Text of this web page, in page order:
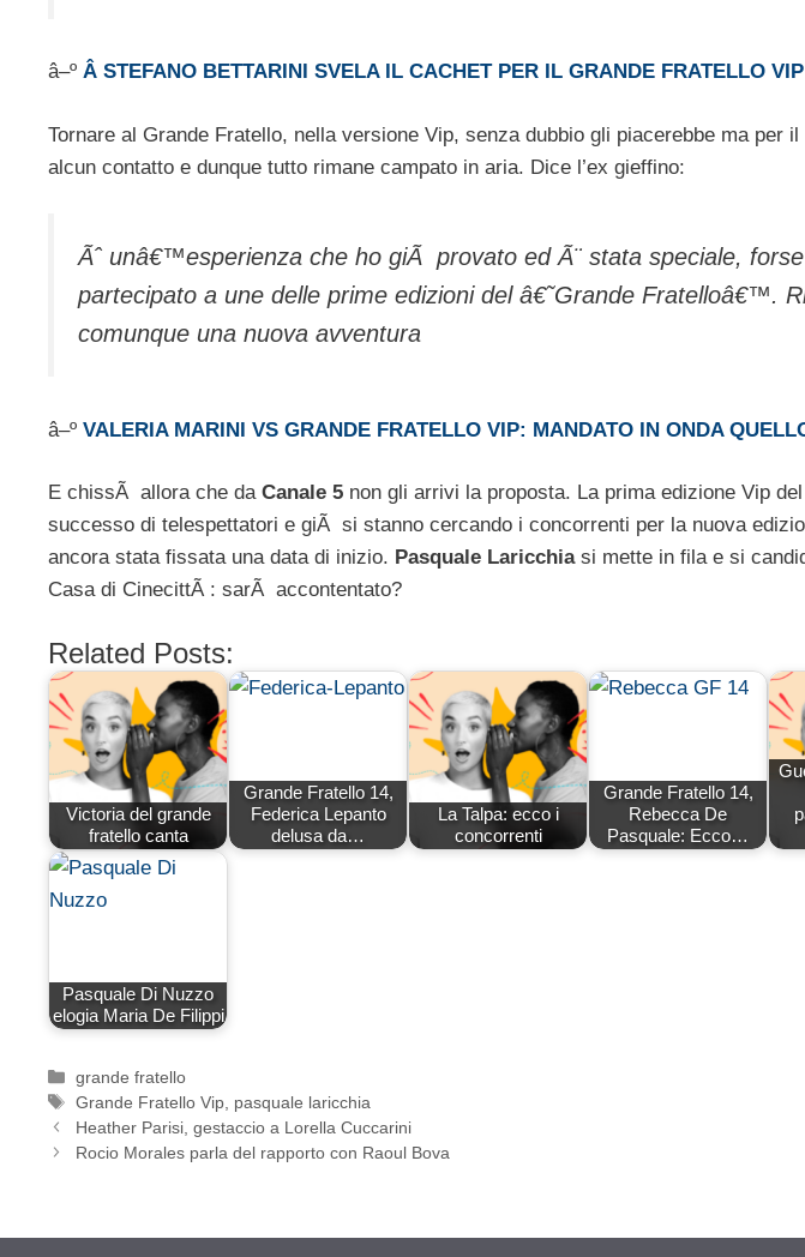
â–º Â STEFANO BETTARINI SVELA IL CACHET PER IL GRANDE FRATELLO VIP
Tornare al Grande Fratello, nella versione Vip, senza dubbio gli piacerebbe ma per il
alcun contatto e dunque tutto rimane campato in aria. Dice l’ex gieffino:
Ãˆ unâ€™esperienza che ho giÃ provato ed Ã¨ stata speciale,
partecipato a une delle prime edizioni del â€˜Grande Fratelloâ€™.
comunque una nuova avventura
â–º VALERIA MARINI VS GRANDE FRATELLO VIP: MANDATO IN ONDA
E chissÃ allora che daCanale 5 non gli arrivi la proposta. La prima edizione Vip
successo di telespettatori e giÃ si stanno cercando i concorrenti per la nuova
ancora stata fissata una data di inizio. Pasquale Laricchiasi mette in fila e si
Casa di CinecittÃ : sarÃ accontentato?
Related Posts:
Victoria del grande
fratello canta
Grande Fratello 14,
Federica Lepanto
delusa da…
La Talpa: ecco i
concorrenti
Grande Fratello 14,
Rebecca De
Pasquale: Ecco…
Pasquale Di Nuzzo
elogia Maria De Filippi
Categorie
grande fratello
Tag
Grande Fratello Vip pasquale laricchia
Heather Parisi, gestaccio a Lorella Cuccarini
Rocio Morales parla del rapporto con Raoul Bova